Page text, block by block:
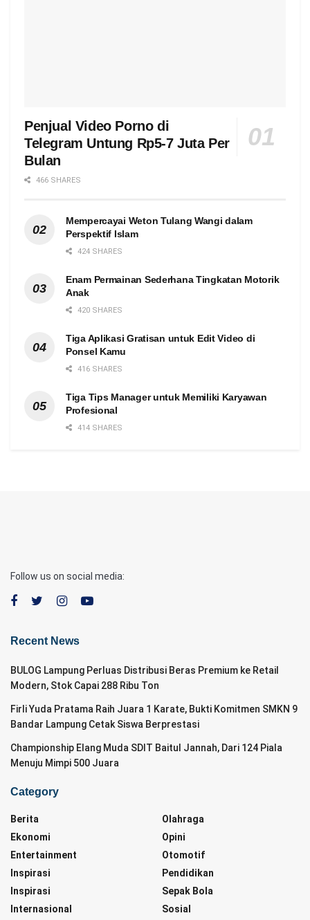
Penjual Video Porno di
Telegram Untung Rp5-7 Juta Per
Bulan
466 SHARES
Mempercayai Weton Tulang Wangi dalam
Perspektif Islam
424 SHARES
Enam Permainan Sederhana Tingkatan Motorik
Anak
420 SHARES
Tiga Aplikasi Gratisan untuk Edit Video di
Ponsel Kamu
416 SHARES
Tiga Tips Manager untuk Memiliki Karyawan
Profesional
414 SHARES
Follow us on social media:
Recent News
BULOG Lampung Perluas Distribusi Beras Premium ke Retail
Modern, Stok Capai 288 Ribu Ton
Firli Yuda Pratama Raih Juara 1 Karate, Bukti Komitmen SMKN 9
Bandar Lampung Cetak Siswa Berprestasi
Championship Elang Muda SDIT Baitul Jannah, Dari 124 Piala
Menuju Mimpi 500 Juara
Category
Berita
Ekonomi
Entertainment
Inspirasi
Inspirasi
Internasional
Olahraga
Opini
Otomotif
Pendidikan
Sepak Bola
Sosial